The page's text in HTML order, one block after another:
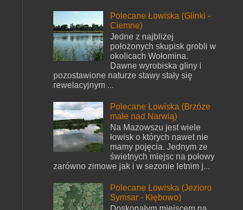
Polecane Łowiska (Glinki -
Ciemne)
Jedne z najbliżej
położonych skupisk grobli w
okolicach Wołomina.
Dawne wyrobiska gliny i
pozostawione naturze stawy stały się
rewelacyjnym ...
Polecane Łowiska (Brzóze
małe nad Narwią)
Na Mazowszu jest wiele
łowisk o których nawet nie
mamy pojęcia. Jednym ze
świetnych miejsc na połowy
zarówno zimowe jak i w sezonie letnim j...
Polecane Łowiska (Jezioro
Symsar - Kłębowo)